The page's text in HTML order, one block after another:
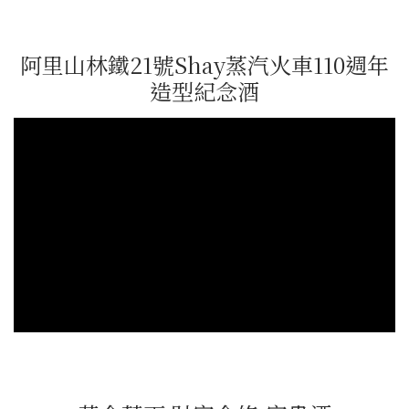
阿里山林鐵21號Shay蒸汽火車110週年
造型紀念酒